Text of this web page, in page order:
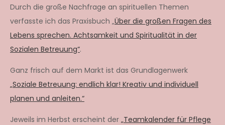
Durch die große Nachfrage an spirituellen Themen
verfasste ich das Praxisbuch „Über die großen Fragen des
Lebens sprechen. Achtsamkeit und Spiritualität in der
Sozialen Betreuung“.
Ganz frisch auf dem Markt ist das Grundlagenwerk
„Soziale Betreuung: endlich klar! Kreativ und individuell
planen und anleiten.“
Jeweils im Herbst erscheint der „Teamkalender für Pflege